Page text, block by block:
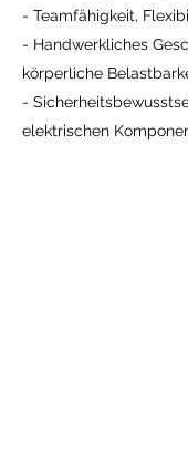
- Teamfähigkeit,
- Handwerkliches
körperliche
-
elektrischen